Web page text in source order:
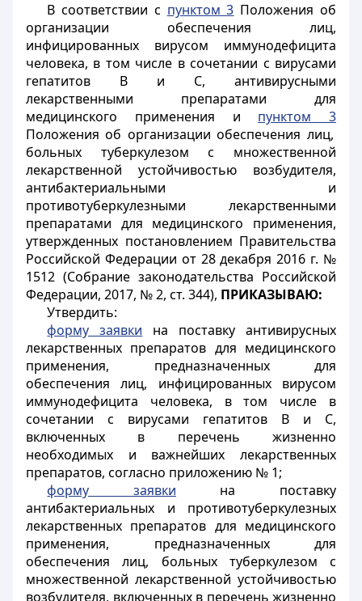
В соответствии с пунктом 3 Положения об
организации обеспечения лиц,
инфицированных вирусом иммунодефицита
человека, в том числе в сочетании с вирусами
гепатитов В и С, антивирусными
лекарственными препаратами для
медицинского применения и пунктом 3
Положения об организации обеспечения лиц,
больных туберкулезом с множественной
лекарственной устойчивостью возбудителя,
антибактериальными и
противотуберкулезными лекарственными
препаратами для медицинского применения,
утвержденных постановлением Правительства
Российской Федерации от 28 декабря 2016 г. №
1512 (Собрание законодательства Российской
Федерации, 2017, № 2, ст. 344), ПРИКАЗЫВАЮ:
Утвердить:
форму заявки на поставку антивирусных
лекарственных препаратов для медицинского
применения, предназначенных для
обеспечения лиц, инфицированных вирусом
иммунодефицита человека, в том числе в
сочетании с вирусами гепатитов В и С,
включенных в перечень жизненно
необходимых и важнейших лекарственных
препаратов, согласно приложению № 1;
форму заявки на поставку
антибактериальных и противотуберкулезных
лекарственных препаратов для медицинского
применения, предназначенных для
обеспечения лиц, больных туберкулезом с
множественной лекарственной устойчивостью
возбудителя, включенных в перечень жизненно